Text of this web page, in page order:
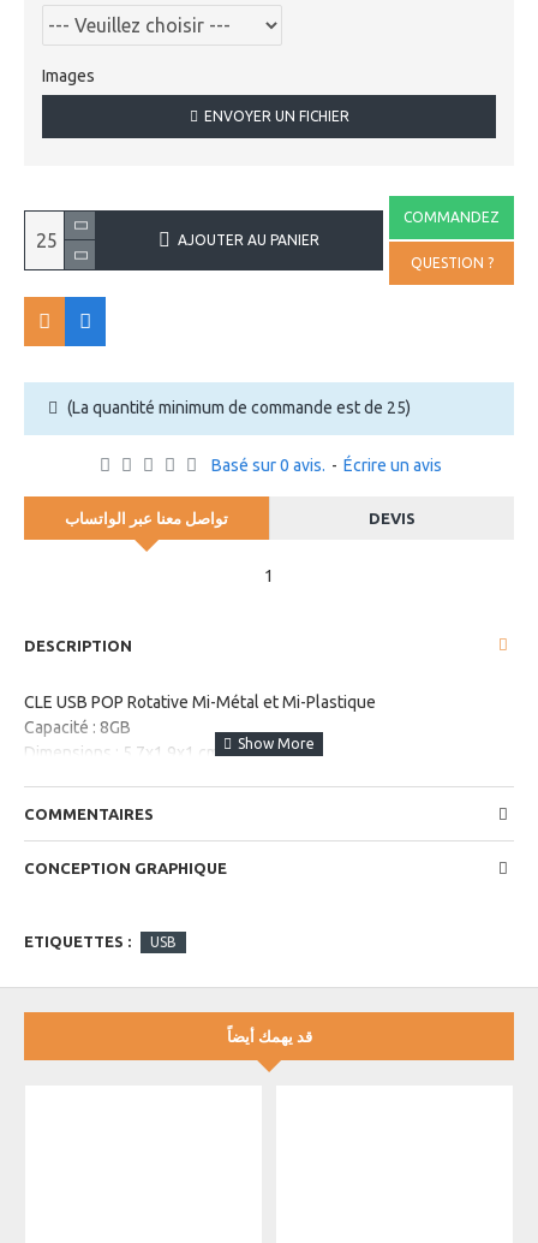
Basé sur 0 avis. - Écrire un avis
Images
ENVOYER UN FICHIER
AJOUTER AU PANIER
COMMANDEZ
QUESTION ?
(La quantité minimum de commande est de 25)
تواصل معنا عبر الواتساب DEVIS
1
DESCRIPTION
CLE USB POP Rotative Mi-Métal et Mi-Plastique
Capacité : 8GB
Dimensions : 5,7x1,9x1 cm
COMMENTAIRES
CONCEPTION GRAPHIQUE
ETIQUETTES : USB
قد يهمك أيضاً